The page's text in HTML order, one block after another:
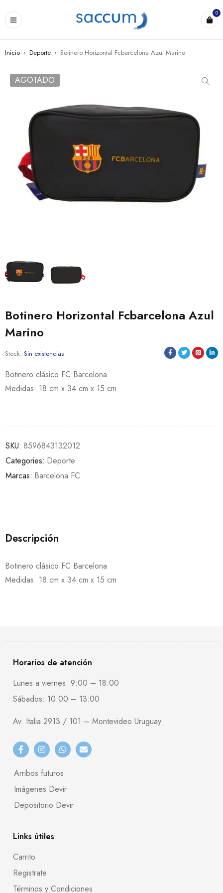
0
Inicio › Deporte › Botinero Horizontal Fcbarcelona Azul Marino
AGOTADO
Botinero Horizontal Fcbarcelona Azul
Marino
Stock: Sin existencias
Botinero clásico FC Barcelona
Medidas: 18 cm x 34 cm x 15 cm
SKU: 8596843132012
Categories: Deporte
Marcas: Barcelona FC
Descripción
Botinero clásico FC Barcelona
Medidas: 18 cm x 34 cm x 15 cm
Horarios de atención
Lunes a viernes: 9:00 – 18:00
Sábados: 10:00 – 13:00
Av. Italia 2913 / 101 – Montevideo Uruguay
Arribos futuros
Imágenes Devir
Depositorio Devir
Links útiles
Carrito
Registrate
Términos y Condiciones